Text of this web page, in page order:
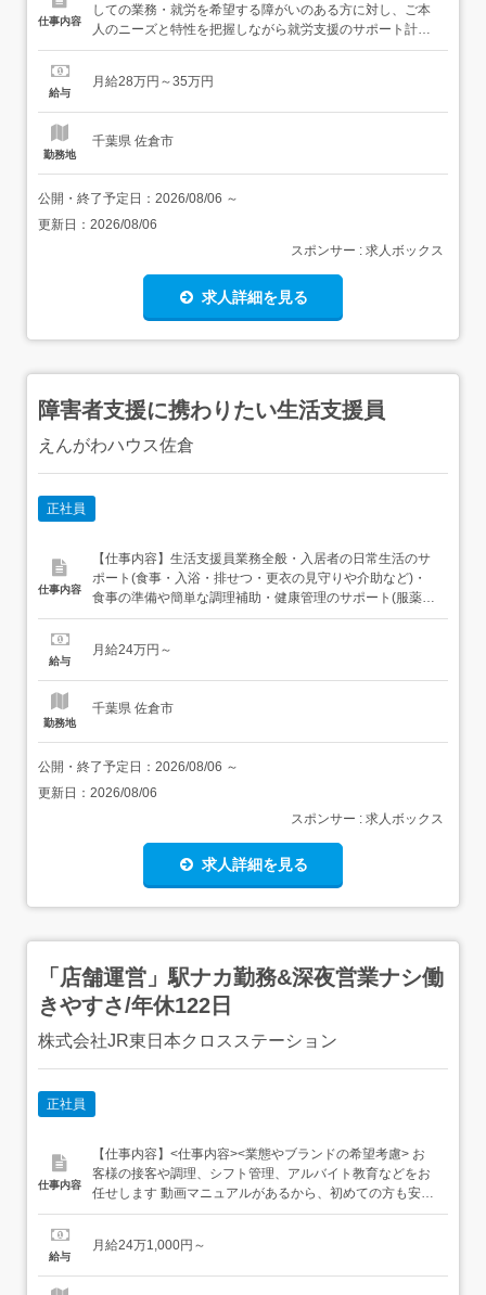
仕事内容
しての業務・就労を希望する障がいのある方に対し、ご本
人のニーズと特性を把握しながら就労支援のサポート計画
の立案等をおこなう・個別支援計画書を作成し、自立生活
本人とともに具体的に設定・様々な福祉サービスや関係機
給与
月給28万円～35万円
勤務地
千葉県 佐倉市
公開・終了予定日： 2026/08/06 ～
更新日： 2026/08/06
スポンサー : 求人ボックス
求人詳細を見る
障害者支援に携わりたい生活支援員
えんがわハウス佐倉
正社員
仕事内容
【仕事内容】生活支援員業務全般・入居者の日常生活のサ
ポート(食事・入浴・排せつ・更衣の見守りや介助など)・
食事の準備や簡単な調理補助・健康管理のサポート(服薬確
認、受診同行など)・生活リズムの整備、就寝・起床の支
験・資格】<応募要件>無資格可18歳以上の方(深夜業務が
給与
月給24万円～
勤務地
千葉県 佐倉市
公開・終了予定日： 2026/08/06 ～
更新日： 2026/08/06
スポンサー : 求人ボックス
求人詳細を見る
「店舗運営」駅ナカ勤務&深夜営業ナシ働
きやすさ/年休122日
株式会社JR東日本クロスステーション
正社員
仕事内容
【仕事内容】<仕事内容><業態やブランドの希望考慮> お
客様の接客や調理、シフト管理、アルバイト教育などをお
任せします 動画マニュアルがあるから、初めての方も安心
接客対応調理業務面接・採用・教育シフト作成売上・発注
幅広い業態にチャレンジ! Point2店舗運営に関する業務をお
給与
月給24万1,000円～